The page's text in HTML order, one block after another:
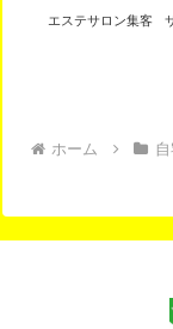
エステサロン集客
ホーム